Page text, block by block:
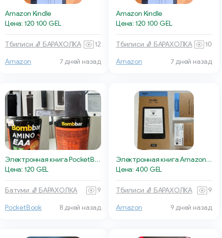
Amazon Kindle
Цена: 120 100 GEL
Тбилиси 🧦 БАРАХОЛКА 12
Amazon 7 дней назад
Amazon Kindle
Цена: 120 100 GEL
Тбилиси 🧦 БАРАХОЛКА 10
Amazon 7 дней назад
Электронная книга PocketBook
Цена: 120 GEL
Батуми 🧦 БАРАХОЛКА 9
PocketBook 8 дней назад
Электронная книга Amazon Kindle Gen 11
Цена: 400 GEL
Тбилиси 🧦 БАРАХОЛКА 9
Amazon 9 дней назад